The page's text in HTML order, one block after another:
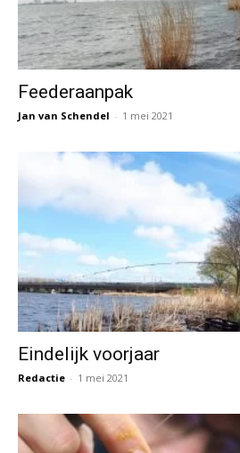
Feederaanpak
Jan van Schendel - 1 mei 2021
Eindelijk voorjaar
Redactie - 1 mei 2021